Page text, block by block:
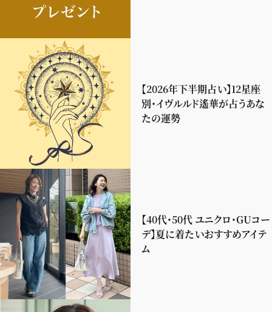
【2026年下半期占い】12星座
別・イヴルルド遙華が占うあな
たの運勢
【40代・50代 ユニクロ・GUコー
デ】夏に着たいおすすめアイテ
ム